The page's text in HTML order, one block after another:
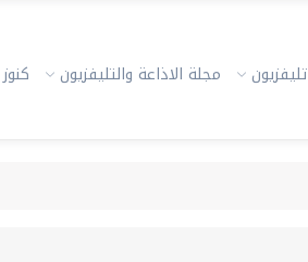
تليفزيون مجلة الاذاعة والتليفزيون كنوز